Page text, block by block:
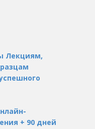
Лекциям,
+ 90 дней